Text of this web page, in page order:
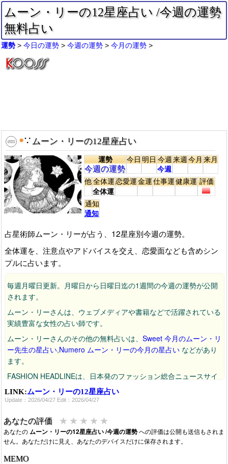
ムーン・リーの12星座占い /今週の運勢
無料占い
運勢 今日の運勢 今週の運勢 今月の運勢
●∵ ムーン・リーの12星座占い
運勢
今週の運勢
今日明日今週
今週
来週今月来月
他全体運
全体運
恋愛運金運仕事運健康運 評価
通知
通知
占星術師ムーン・リーが占う、12星座別今週の運勢。
全体運を、注意点やアドバイスを交え、恋愛面なども含めシン
プルに占います。
毎週月曜日更新。月曜日から日曜日迄の1週間の今週の運勢が公開
されます。
ムーン・リーさんは、ウェブメディアや書籍などで活躍されている
実績豊富な女性の占い師です。
ムーン・リーさんのその他の無料占いは、 Sweet 今月のムーン・リ
ー先生の星占い,Numero ムーン・リーの今月の星占い などがあり
ます。
FASHION HEADLINEは、日本発のファッション総合ニュースサイ
トです。
LINK:ムーン・リーの12星座占い
Update：2026/04/27 Edit：2026/04/27
あなたの評価 ★ ★ ★ ★ ★
あなたのムーン・リーの12星座占い /今週の運勢への評価は公開も送信もされま
せん。あなただけに見え、あなたのデバイスだけに保存されます。
MEMO